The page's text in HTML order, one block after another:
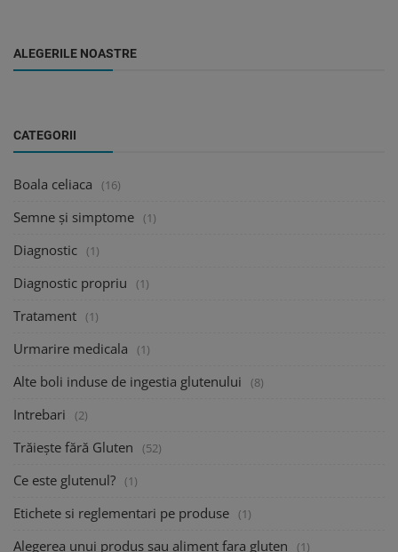
ALEGERILE NOASTRE
CATEGORII
Boala celiaca (16)
Semne și simptome (1)
Diagnostic (1)
Diagnostic propriu (1)
Tratament (1)
Urmarire medicala (1)
Alte boli induse de ingestia glutenului (8)
Intrebari (2)
Trăiește fără Gluten (52)
Ce este glutenul? (1)
Etichete si reglementari pe produse (1)
Alegerea unui produs sau aliment fara gluten (1)